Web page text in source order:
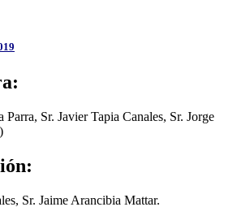
Parra, Sr. Javier Tapia Canales, Sr. Jorge
Sr. Jaime Arancibia Mattar.